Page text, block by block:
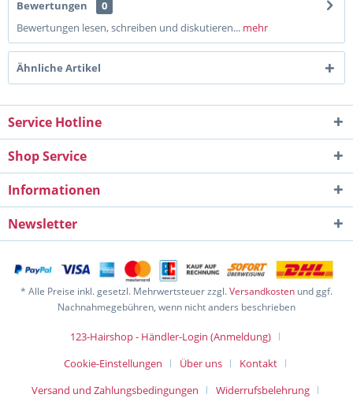
Bewertungen
0
Bewertungen lesen, schreiben und diskutieren... mehr
Ähnliche Artikel
Service Hotline
Shop Service
Informationen
Newsletter
* Alle Preise inkl. gesetzl. Mehrwertsteuer zzgl.Versandkosten und ggf.
Nachnahmegebühren, wenn nicht anders beschrieben
123-Hairshop - Händler-Login (Anmeldung)
Cookie-Einstellungen
Über uns
Kontakt
Versand und Zahlungsbedingungen
Widerrufsbelehrung